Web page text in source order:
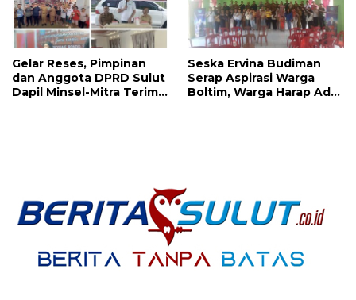
Gelar Reses, Pimpinan
dan Anggota DPRD Sulut
Dapil Minsel-Mitra Terima
Seska Ervina Budiman
Serap Aspirasi Warga
Boltim, Warga Harap Ada